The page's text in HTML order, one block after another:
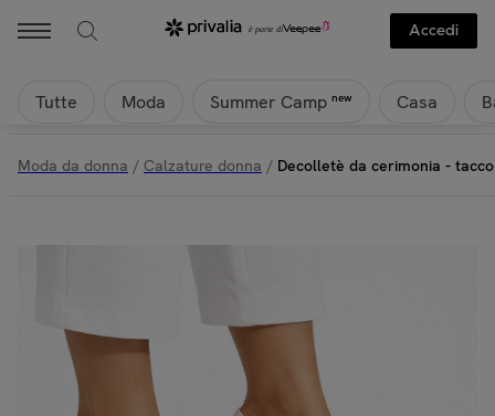
Accedi
Tutte Moda Summer Camp new Casa
Moda da donna / Calzature donna / Decolletè da cerimonia -